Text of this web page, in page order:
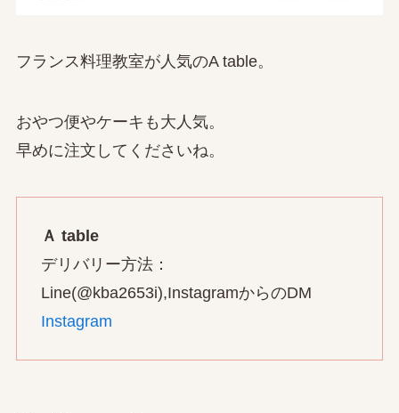
フランス料理教室が人気のA table。
おやつ便やケーキも大人気。
早めに注文してくださいね。
Ａ table
デリバリー方法：
Line(@kba2653i),InstagramからのDM
Instagram